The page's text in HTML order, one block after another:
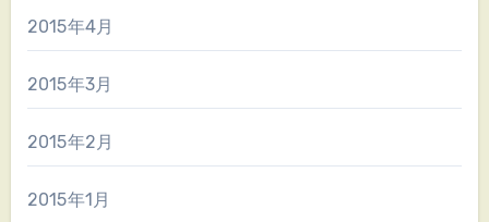
2015年4月
2015年3月
2015年2月
2015年1月